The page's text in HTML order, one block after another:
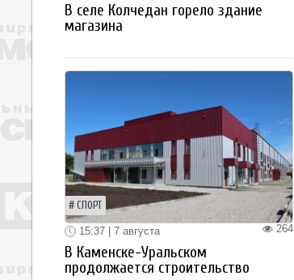
В селе Колчедан горело здание
магазина
СПОРТ
264
15:37 | 7 августа
В Каменске-Уральском
продолжается строительство